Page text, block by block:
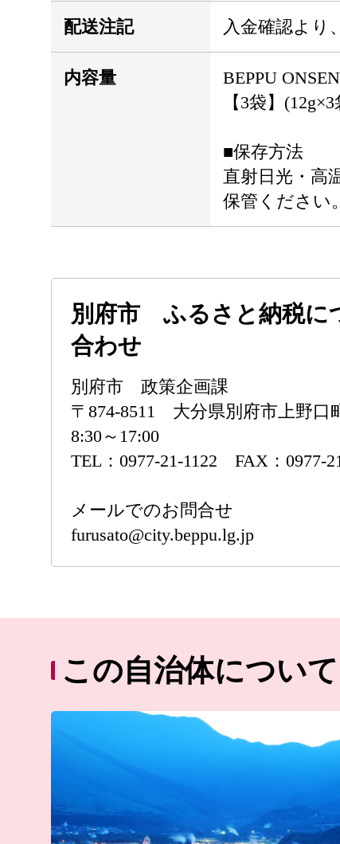
配送注記 入金確認より
内容量
BEPPU
【3袋】
■保存方法
直射日光・高
保管ください。
別府市 ふるさと納税に
合わせ
別府市 政策企画課
〒874-8511 大分県別府市上野口
8:30～17:00
TEL：0977-21-1122 FAX：0977-
メールでのお問合せ
furusato@city.beppu.lg.jp
この自治体について